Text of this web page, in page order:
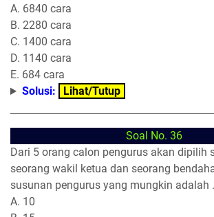
A. 6840 cara
B. 2280 cara
C. 1400 cara
D. 1140 cara
E. 684 cara
Solusi:
Lihat/Tutup
Soal No. 36
Dari 5 orang calon pengurus akan dipilih
seorang wakil ketua dan seorang
susunan pengurus yang mungkin adalah
A. 10